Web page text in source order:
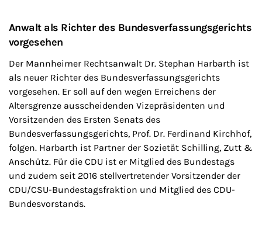
Anwalt als Richter des Bundesverfassungsgerichts
vorgesehen
Der Mannheimer Rechtsanwalt Dr. Stephan Harbarth ist
als neuer Richter des Bundesverfassungsgerichts
vorgesehen. Er soll auf den wegen Erreichens der
Altersgrenze ausscheidenden Vizepräsidenten und
Vorsitzenden des Ersten Senats des
Bundesverfassungsgerichts, Prof. Dr. Ferdinand Kirchhof,
folgen. Harbarth ist Partner der Sozietät Schilling, Zutt &
Anschütz. Für die CDU ist er Mitglied des Bundestags
und zudem seit 2016 stellvertretender Vorsitzender der
CDU/CSU-Bundestagsfraktion und Mitglied des CDU-
Bundesvorstands.